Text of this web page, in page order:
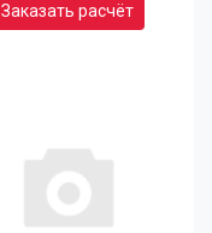
Заказать расчёт